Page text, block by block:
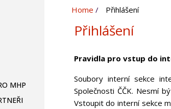
Home Přihlášení
Přihlášení
Pravidla pro vstup do
Soubory interní sekce
Společnosti ČČK. Nesmí
Vstoupit do interní sekce
MHP